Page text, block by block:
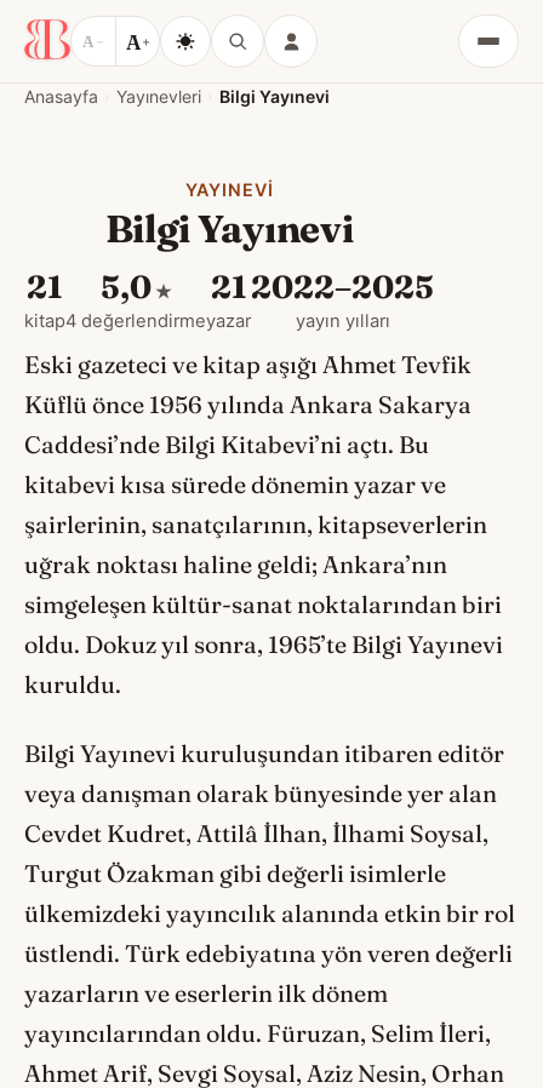
A − A+
Menü
Anasayfa Yayınevleri Bilgi Yayınevi
YAYINEVI
Bilgi Yayınevi
21
kitap
5,0 ★
4 değerlendirme
21
yazar
2022–2025
yayın yılları
Eski gazeteci ve kitap aşığı Ahmet Tevfik
Küflü önce 1956 yılında Ankara Sakarya
Caddesi’nde Bilgi Kitabevi’ni açtı. Bu
kitabevi kısa sürede dönemin yazar ve
şairlerinin, sanatçılarının, kitapseverlerin
uğrak noktası haline geldi; Ankara’nın
simgeleşen kültür-sanat noktalarından biri
oldu. Dokuz yıl sonra, 1965’te Bilgi Yayınevi
kuruldu.
Bilgi Yayınevi kuruluşundan itibaren editör
veya danışman olarak bünyesinde yer alan
Cevdet Kudret, Attilâ İlhan, İlhami Soysal,
Turgut Özakman gibi değerli isimlerle
ülkemizdeki yayıncılık alanında etkin bir rol
üstlendi. Türk edebiyatına yön veren değerli
yazarların ve eserlerin ilk dönem
yayıncılarından oldu. Füruzan, Selim İleri,
Ahmet Arif, Sevgi Soysal, Aziz Nesin, Orhan